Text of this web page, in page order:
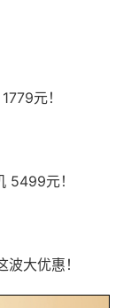
元！
5499元！
大优惠！